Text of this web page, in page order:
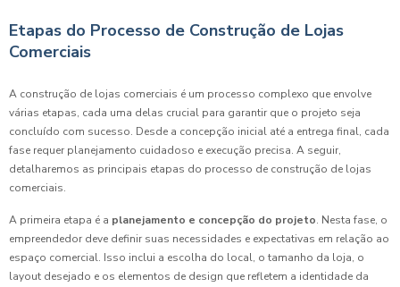
Etapas do Processo de Construção de Lojas
Comerciais
A construção de lojas comerciais é um processo complexo que envolve
várias etapas, cada uma delas crucial para garantir que o projeto seja
concluído com sucesso. Desde a concepção inicial até a entrega final, cada
fase requer planejamento cuidadoso e execução precisa. A seguir,
detalharemos as principais etapas do processo de construção de lojas
comerciais.
A primeira etapa é a planejamento e concepção do projeto. Nesta fase, o
empreendedor deve definir suas necessidades e expectativas em relação ao
espaço comercial. Isso inclui a escolha do local, o tamanho da loja, o
layout desejado e os elementos de design que refletem a identidade da